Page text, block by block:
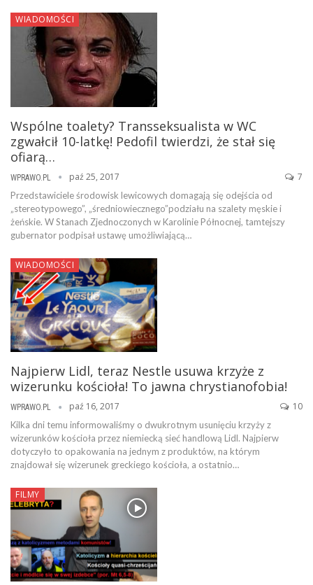
WIADOMOŚCI
Wspólne toalety? Transseksualista w WC
zgwałcił 10-latkę! Pedofil twierdzi, że stał się
ofiarą…
WPRAWO.PL paź 25, 2017 7
Przedstawiciele środowisk lewicowych domagają się odejścia od
„stereotypowego”, „średniowiecznego”podziału na szalety męskie i
żeńskie. W Stanach Zjednoczonych w Karolinie Północnej, tamtejszy
gubernator podpisał ustawę umożliwiającą…
WIADOMOŚCI
Najpierw Lidl, teraz Nestle usuwa krzyże z
wizerunku kościoła! To jawna chrystianofobia!
WPRAWO.PL paź 16, 2017 10
Kilka dni temu informowaliśmy o dwukrotnym usunięciu krzyży z
wizerunków kościoła przez niemiecką sieć handlową Lidl. Najpierw
dotyczyło to opakowania na jednym z produktów, na którym
znajdował się wizerunek greckiego kościoła, a ostatnio…
FILMY